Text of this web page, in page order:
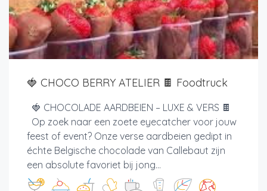
🍓 CHOCO BERRY ATELIER 🍫 Foodtruck
🍓 CHOCOLADE AARDBEIEN – LUXE & VERS 🍫
Op zoek naar een zoete eyecatcher voor jouw
feest of event? Onze verse aardbeien gedipt in
échte Belgische chocolade van Callebaut zijn
een absolute favoriet bij jong...